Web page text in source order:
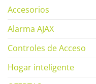
Accesorios
Alarma AJAX
Controles de Acceso
Hogar inteligente